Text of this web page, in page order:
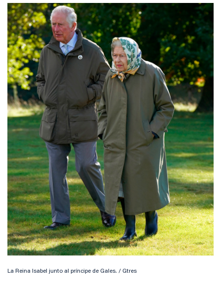
La Reina Isabel junto al príncipe de Gales. / Gtres